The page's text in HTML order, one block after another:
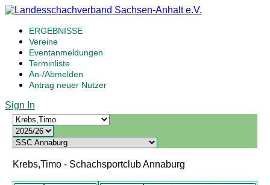
ERGEBNISSE
Vereine
Eventanmeldungen
Terminliste
An-/Abmelden
Antrag neuer Nutzer
Sign In
Krebs,Timo - Schachsportclub Annaburg